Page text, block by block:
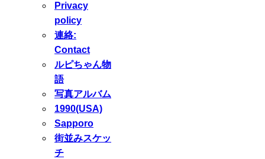
Privacy
policy
連絡:
Contact
ルピちゃん物
語
写真アルバム
1990(USA)
Sapporo
街並みスケッ
チ